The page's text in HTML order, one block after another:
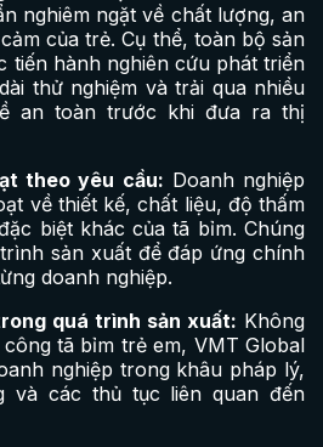
nghiêm ngặt về chất lượng, an
của trẻ. Cụ thể, toàn bộ sản
tiến hành nghiên cứu phát triển
thử nghiệm và trải qua nhiều
an toàn trước khi đưa ra thị
theo yêu cầu: Doanh nghiệp
về thiết kế, chất liệu, độ thấm
biệt khác của tã bỉm. Chúng
sản xuất để đáp ứng chính
doanh nghiệp.
quá trình sản xuất: Không
tã bỉm trẻ em, VMT Global
nghiệp trong khâu pháp lý,
và các thủ tục liên quan đến